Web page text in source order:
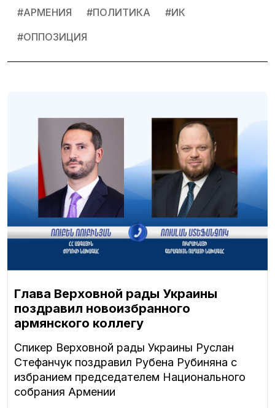
#АРМЕНИЯ #ПОЛИТИКА #ИК
#ОППОЗИЦИЯ
Глава Верховной рады Украины
поздравил новоизбранного
армянского коллегу
Спикер Верховной рады Украины Руслан
Стефанчук поздравил Рубена Рубиняна с
избранием председателем Национального
собрания Армении